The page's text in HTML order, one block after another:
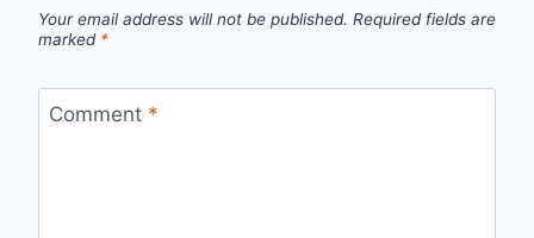
Your email address will not be published. Required fields are
marked *
Comment *